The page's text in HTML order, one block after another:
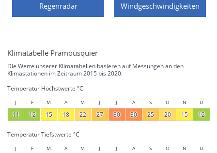
Regenradar Windgeschwindigkeiten
Klimatabelle Pramousquier
Die Werte unserer Klimatabellen basieren auf Messungen an den
Klimastationen im Zeitraum 2015 bis 2020.
Temperatur Höchstwerte °C
J F M A M J J A S O N D
11 12 15 18 22 27 30 30 25 20 15 12
Temperatur Tiefstwerte °C
J F M A M J J A S O N D